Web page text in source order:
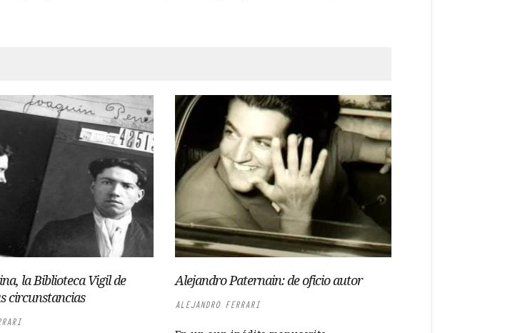
la Biblioteca Vigil de
circunstancias
Alejandro Paternain: de oficio autor
ALEJANDRO FERRARI